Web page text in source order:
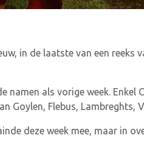
in de laatste van een
als vorige week. Enkel
Goylen, Flebus, Lambreghts,
deze week mee, maar in